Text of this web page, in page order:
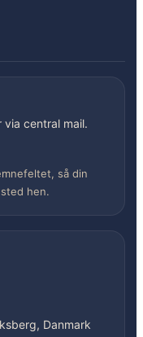
central mail.
så din
hen.
Danmark